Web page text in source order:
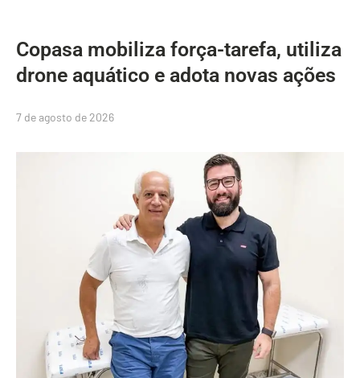
Copasa mobiliza força-tarefa, utiliza
drone aquático e adota novas ações
7 de agosto de 2026